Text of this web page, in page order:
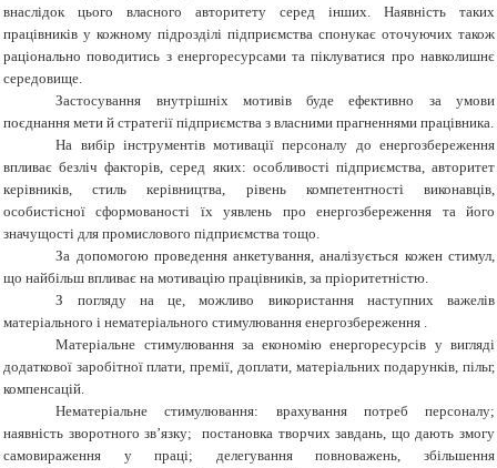
внаслідок цього власного авторитету серед інших. Наявність таких
працівників у кожному підрозділі підприємства спонукає оточуючих також
раціонально поводитись з енергоресурсами та піклуватися про навколишнє
середовище.
Застосування внутрішніх мотивів буде ефективно за умови
поєднання мети й стратегії підприємства з власними прагненнями працівника.
На вибір інструментів мотивації персоналу до енергозбереження
впливає безліч факторів, серед яких: особливості підприємства, авторитет
керівників, стиль керівництва, рівень компетентності виконавців,
особистісної сформованості їх уявлень про енергозбереження та його
значущості для промислового підприємства тощо.
За допомогою проведення анкетування, аналізується кожен стимул,
що найбільш впливає на мотивацію працівників, за пріоритетністю.
З погляду на це, можливо використання наступних важелів
матеріального і нематеріального стимулювання енергозбереження .
Матеріальне стимулювання за економію енергоресурсів у вигляді
додаткової заробітної плати, премії, доплати, матеріальних подарунків, пільг,
компенсацій.
Нематеріальне стимулювання: врахування потреб персоналу;
наявність зворотного зв’язку; постановка творчих завдань, що дають змогу
самовираження у праці; делегування повноважень, збільшення